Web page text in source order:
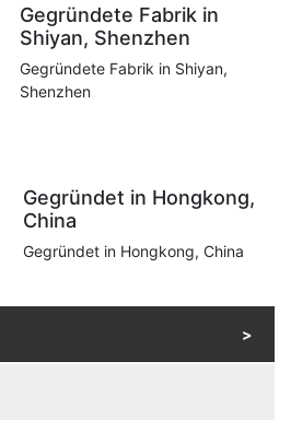
Gegründete Fabrik in
Shiyan, Shenzhen
Gegründete Fabrik in Shiyan,
Shenzhen
Gegründet in Hongkong,
China
Gegründet in Hongkong, China